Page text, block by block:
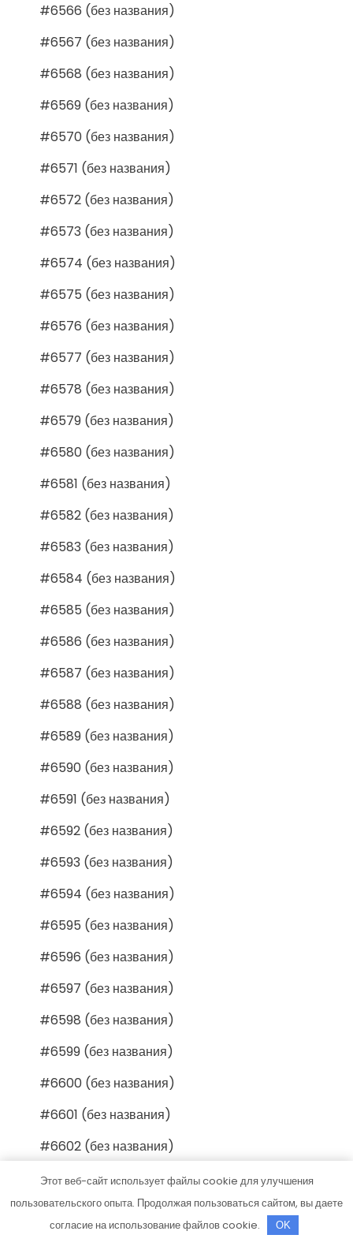
#6566 (без названия)
#6567 (без названия)
#6568 (без названия)
#6569 (без названия)
#6570 (без названия)
#6571 (без названия)
#6572 (без названия)
#6573 (без названия)
#6574 (без названия)
#6575 (без названия)
#6576 (без названия)
#6577 (без названия)
#6578 (без названия)
#6579 (без названия)
#6580 (без названия)
#6581 (без названия)
#6582 (без названия)
#6583 (без названия)
#6584 (без названия)
#6585 (без названия)
#6586 (без названия)
#6587 (без названия)
#6588 (без названия)
#6589 (без названия)
#6590 (без названия)
#6591 (без названия)
#6592 (без названия)
#6593 (без названия)
#6594 (без названия)
#6595 (без названия)
#6596 (без названия)
#6597 (без названия)
#6598 (без названия)
#6599 (без названия)
#6600 (без названия)
#6601 (без названия)
#6602 (без названия)
#6603 (без названия)
#6604 (без названия)
Этот веб-сайт использует файлы cookie для улучшения
пользовательского опыта. Продолжая пользоваться сайтом, вы даете
согласие на использование файлов cookie.
OK